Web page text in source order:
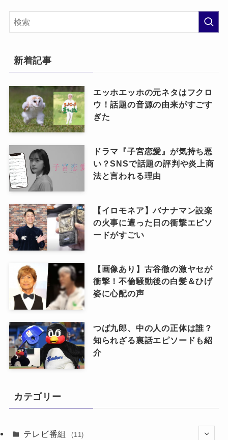
新着記事
エッホエッホの元ネタはフクロ
ウ！話題の音源の由来がすごす
ぎた
ドラマ『子宮恋愛』が気持ち悪
い？SNSで話題の評判や炎上商
法と言われる理由
【イロモネア】バナナマン設楽
の火事に遭った日の衝撃エピソ
ードがすごい
【画像あり】古谷徹の激ヤセが
衝撃！不倫騒動後の白髪＆ひげ
姿に心配の声
つば九郎、中の人の正体は誰？
知られざる裏話エピソードも紹
介
カテゴリー
テレビ番組 (11)